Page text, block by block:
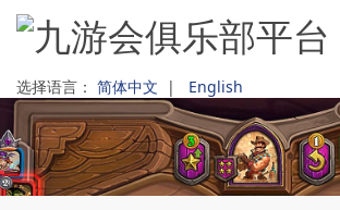
选择语言： 简体中文 | English